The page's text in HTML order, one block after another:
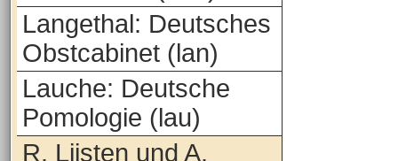
Langethal: Deutsches
Obstcabinet (lan)
Lauche: Deutsche
Pomologie (lau)
R. Lijsten und A.